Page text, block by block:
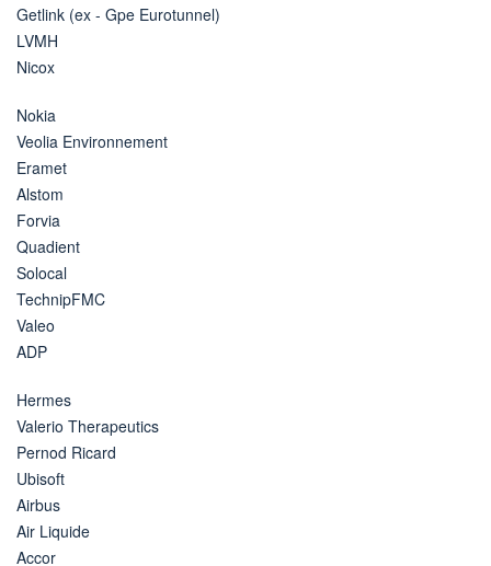
Getlink (ex - Gpe Eurotunnel)
LVMH
Nicox
Nokia
Veolia Environnement
Eramet
Alstom
Forvia
Quadient
Solocal
TechnipFMC
Valeo
ADP
Hermes
Valerio Therapeutics
Pernod Ricard
Ubisoft
Airbus
Air Liquide
Accor